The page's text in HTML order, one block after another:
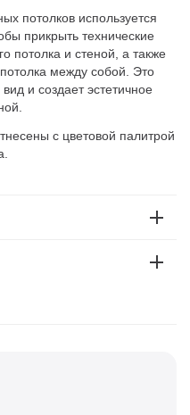
потолков используется
прикрыть технические
потолка и стеной, а также
между собой. Это
и создает эстетичное
с цветовой палитрой